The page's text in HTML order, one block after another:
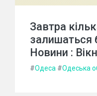
Завтра
залишаться
Новини :
#Одеса #Одеська